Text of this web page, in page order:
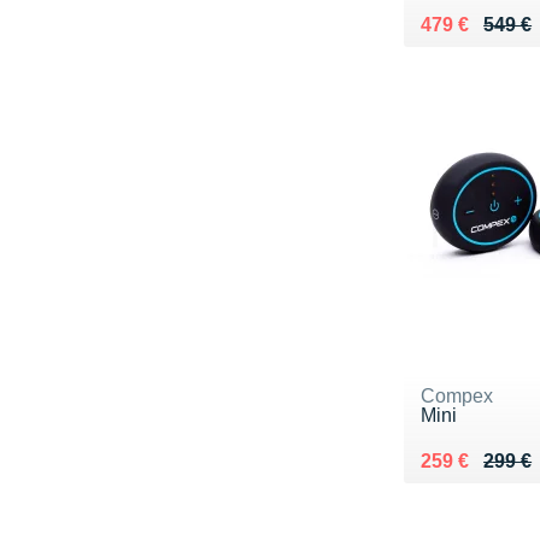
549 €
Au lieu de
479 €
Vendu 479 €
Compex
Mini
299 €
Au lieu de
259 €
Vendu 259 €